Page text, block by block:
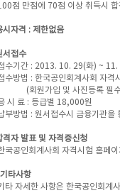
점 만점에 70점 이상 취득시 합
시자격 : 제한없음
서접수
수기간 : 2013. 10. 29(화) ~ 11.
수방법 : 한국공인회계사회 자격
원가입 및 사진등록 필
시 료 : 등급별 18,000원
부방법 : 원서접수시 금융기관을
격자 발표 및 자격증신청
국공인회계사회 자격시험 홈페이
타사항
타 자세한 사항은 한국공인회계